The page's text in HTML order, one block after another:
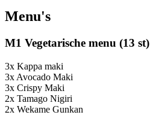
Menu's
M1 Vegetarische menu (13 st)
3x Kappa maki
3x Avocado Maki
3x Crispy Maki
2x Tamago Nigiri
2x Wekame Gunkan